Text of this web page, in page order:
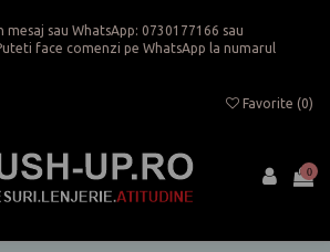
mesaj sau WhatsApp: 0730177166 sau
face comenzi pe WhatsApp la numarul
Favorite (0)
0